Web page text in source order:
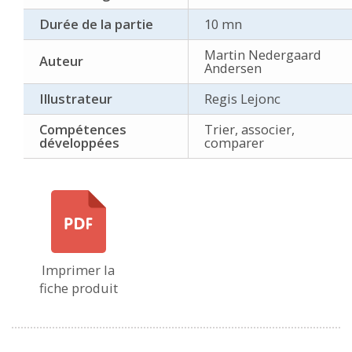
Durée de la partie
10 mn
Auteur Martin Nedergaard
Andersen
Illustrateur
Regis Lejonc
Compétences
développées
Trier, associer,
comparer
Imprimer la
fiche produit